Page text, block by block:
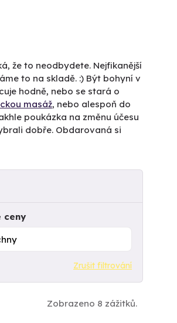
že to neodbydete. Nejfikanější
to na skladě. :) Být bohyní v
hodně, nebo se stará o
masáž, nebo alespoň do
poukázka na změnu účesu
dobře. Obdarovaná si
ceny
Zrušit filtrování
Zobrazeno 8 zážitků.